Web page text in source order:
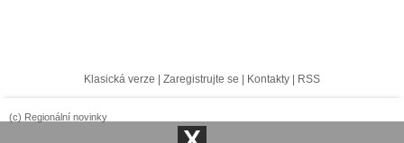
Klasická verze Zaregistrujte se Kontakty RSS
(c) Regionální novinky